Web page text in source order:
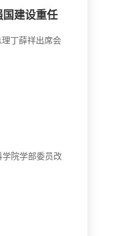
建设重任
丁薛祥出席会
院学部委员改